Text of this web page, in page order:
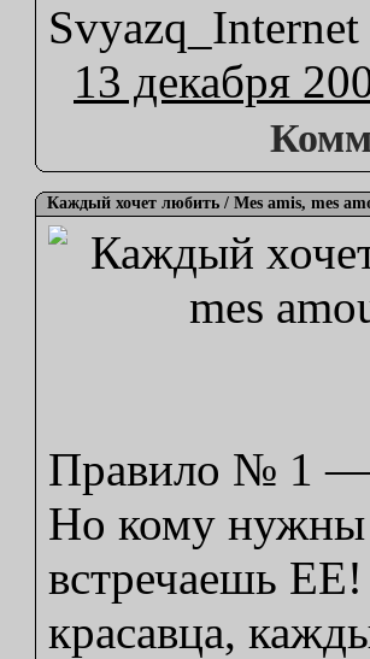
Svyazq_Internet
13 декабря
Каждый хочет любить / Mes amis, mes
Правило № 1
Но кому нужны
встречаешь
красавца,